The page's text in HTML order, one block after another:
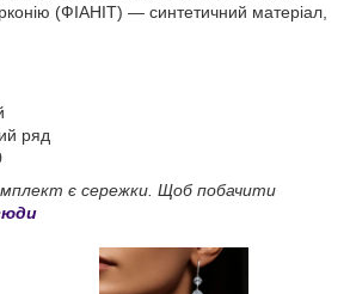
(ФІАНІТ) — синтетичний матеріал,
ряд
є сережки. Щоб побачити